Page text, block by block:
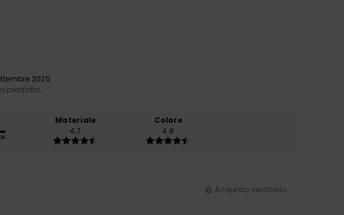
2025
prodotto
Materiale
4.7
Colore
4.6
Acquisto verificato